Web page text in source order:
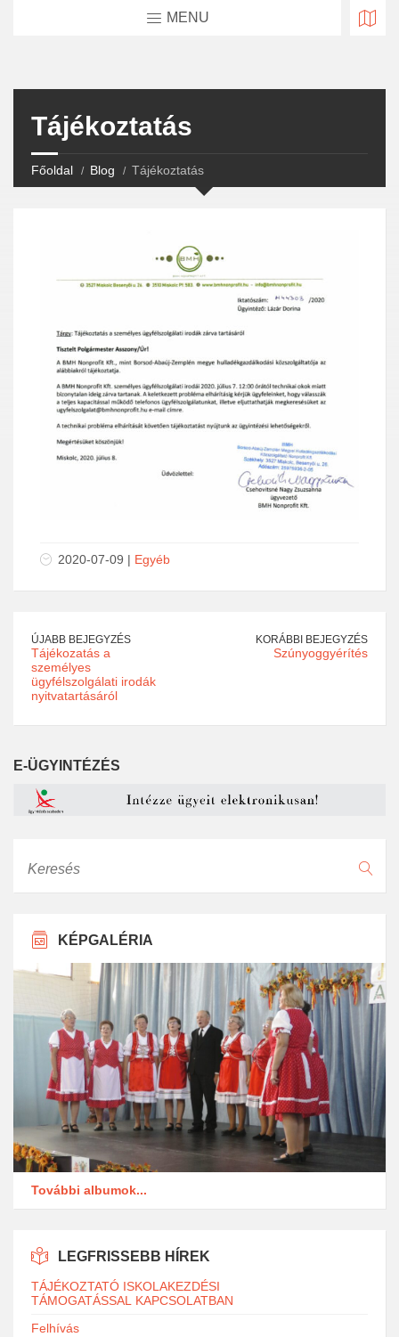
MENU
Tájékoztatás
Főoldal Blog Tájékoztatás
2020-07-09 | Egyéb
ÚJABB BEJEGYZÉS
Tájékozatás a
személyes
ügyfélszolgálati irodák
nyitvatartásáról
KORÁBBI BEJEGYZÉS
Szúnyoggyérítés
E-ÜGYINTÉZÉS
KÉPGALÉRIA
További albumok...
LEGFRISSEBB HÍREK
TÁJÉKOZTATÓ ISKOLAKEZDÉSI
TÁMOGATÁSSAL KAPCSOLATBAN
Felhívás